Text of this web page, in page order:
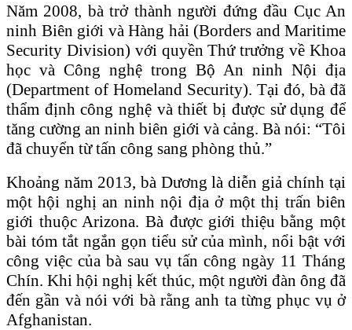
Năm 2008, bà trở thành người đứng đầu Cục An
ninh Biên giới và Hàng hải (Borders and Maritime
Security Division) với quyền Thứ trưởng về Khoa
học và Công nghệ trong Bộ An ninh Nội địa
(Department of Homeland Security). Tại đó, bà đã
thẩm định công nghệ và thiết bị được sử dụng để
tăng cường an ninh biên giới và cảng. Bà nói: “Tôi
đã chuyển từ tấn công sang phòng thủ.”
Khoảng năm 2013, bà Dương là diễn giả chính tại
một hội nghị an ninh nội địa ở một thị trấn biên
giới thuộc Arizona. Bà được giới thiệu bằng một
bài tóm tắt ngắn gọn tiểu sử của mình, nổi bật với
công việc của bà sau vụ tấn công ngày 11 Tháng
Chín. Khi hội nghị kết thúc, một người đàn ông đã
đến gần và nói với bà rằng anh ta từng phục vụ ở
Afghanistan.